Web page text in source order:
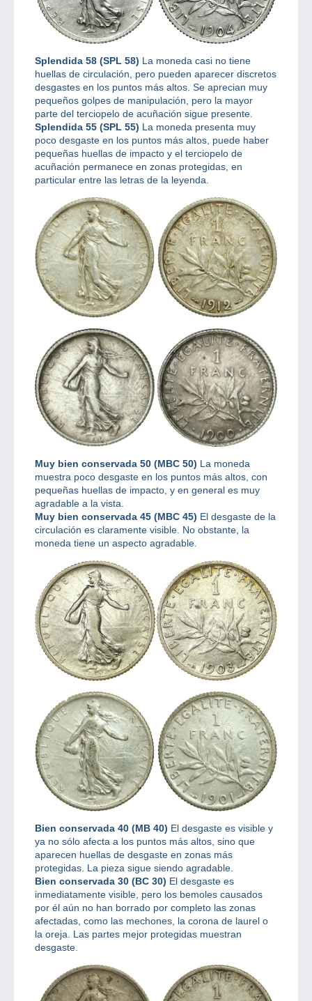
Splendida 58 (SPL 58) La moneda casi no tiene
huellas de circulación, pero pueden aparecer discretos
desgastes en los puntos más altos. Se aprecian muy
pequeños golpes de manipulación, pero la mayor
parte del terciopelo de acuñación sigue presente.
Splendida 55 (SPL 55) La moneda presenta muy
poco desgaste en los puntos más altos, puede haber
pequeñas huellas de impacto y el terciopelo de
acuñación permanece en zonas protegidas, en
particular entre las letras de la leyenda.
Muy bien conservada 50 (MBC 50) La moneda
muestra poco desgaste en los puntos más altos, con
pequeñas huellas de impacto, y en general es muy
agradable a la vista.
Muy bien conservada 45 (MBC 45) El desgaste de la
circulación es claramente visible. No obstante, la
moneda tiene un aspecto agradable.
Bien conservada 40 (MB 40) El desgaste es visible y
ya no sólo afecta a los puntos más altos, sino que
aparecen huellas de desgaste en zonas más
protegidas. La pieza sigue siendo agradable.
Bien conservada 30 (BC 30) El desgaste es
inmediatamente visible, pero los bemoles causados
por él aún no han borrado por completo las zonas
afectadas, como las mechones, la corona de laurel o
la oreja. Las partes mejor protegidas muestran
desgaste.